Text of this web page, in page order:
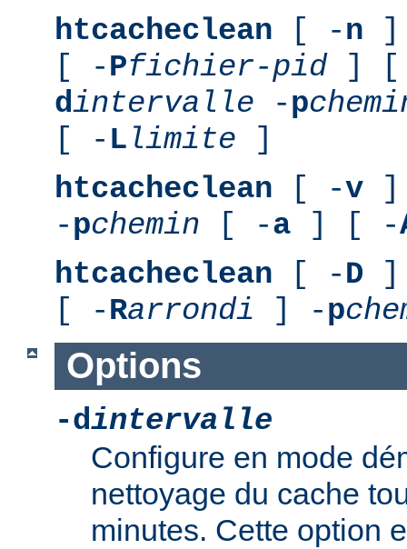
htcacheclean [ -n ]
[ -Pfichier-pid ] [
dintervalle -p
[ - L limite ]
htcacheclean [ -v ]
-pchemin [ -a ] [ -
htcacheclean [ -D ]
[ -Rarrondi ] -p
Options
-dintervalle
Configure en mode
nettoyage du cache
minutes. Cette option